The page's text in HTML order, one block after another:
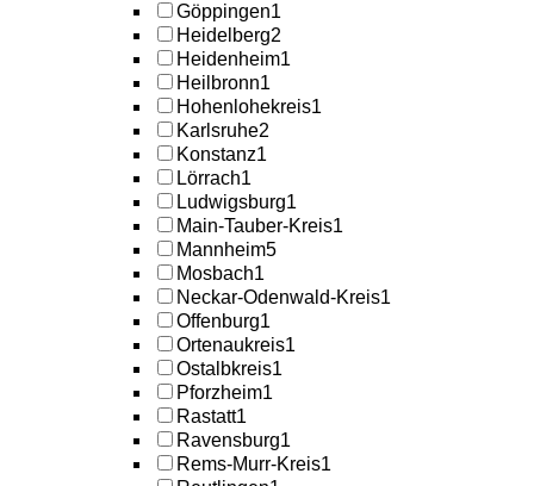
Göppingen1
Heidelberg2
Heidenheim1
Heilbronn1
Hohenlohekreis1
Karlsruhe2
Konstanz1
Lörrach1
Ludwigsburg1
Main-Tauber-Kreis1
Mannheim5
Mosbach1
Neckar-Odenwald-Kreis1
Offenburg1
Ortenaukreis1
Ostalbkreis1
Pforzheim1
Rastatt1
Ravensburg1
Rems-Murr-Kreis1